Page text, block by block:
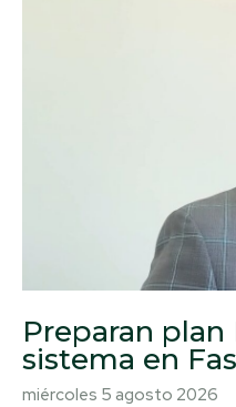
Preparan plan
sistema en
miércoles 5 agosto 2026